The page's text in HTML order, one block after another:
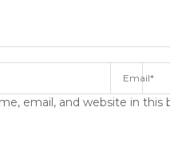
email, and website in